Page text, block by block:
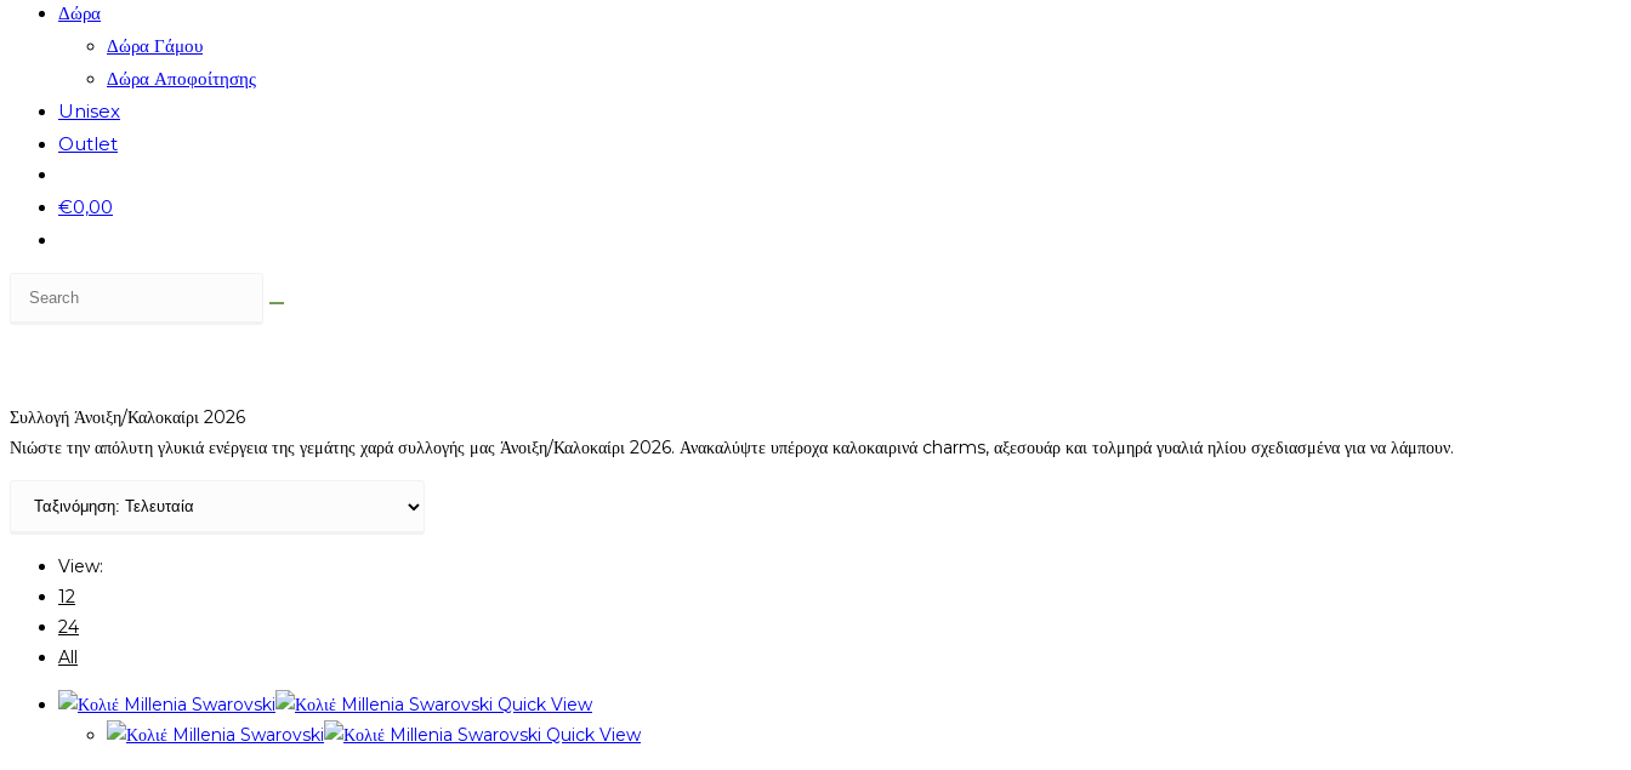
Δώρα
Δώρα Γάμου
Δώρα Αποφοίτησης
Unisex
Outlet
€0,00
search
Search
Συλλογή Άνοιξη/Καλοκαίρι 2026
Νιώστε την απόλυτη γλυκιά ενέργεια της γεμάτης χαρά συλλογής μας Άνοιξη/Καλοκαίρι 2026. Ανακαλύψτε υπέροχα καλοκαιρινά charms, αξεσουάρ και τολμηρά γυαλιά ηλίου σχεδιασμένα για να λάμπουν.
View:
12
24
All
Quick View
Quick View